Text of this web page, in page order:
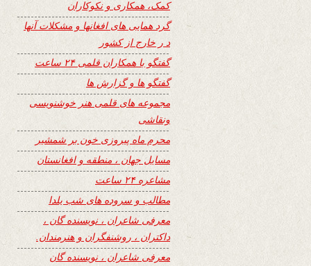
کمک، همکاری و نکوکاران
گرد همایی های افغانها و مشکلات آنها
د ر خارج از کشور
گفتگو با همکاران قلمی ۲۴ ساعت
گفتگو ها و گزارش ها
مجموعه های قلمی هنر خوشنویسی
ونقاشی
محرم ماه پیروزی خون بر شمشیر
مسایل جهان ، منطقه و افغانستان
مشاعره ۲۴ ساعت
مطالب و سروده های شب یلدا
معرفی شاعران ، نویسنده گان ،
داکتران ، روشنفگران و هنرمندان.
معرفی شاعران ، نویسنده گان